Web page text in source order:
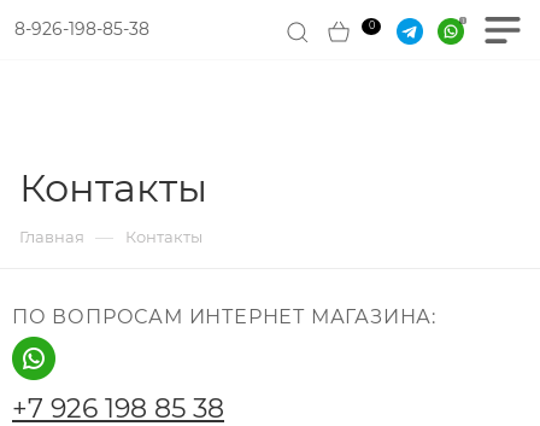
8-926-198-85-38 0
Контакты
Главная — Контакты
ПО ВОПРОСАМ ИНТЕРНЕТ МАГАЗИНА:
+7 926 198 85 38